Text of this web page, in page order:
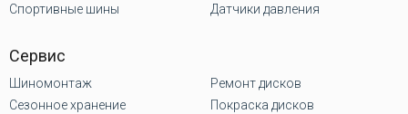
Спортивные шины
Датчики давления
Сервис
Шиномонтаж
Сезонное хранение
Ремонт дисков
Покраска дисков